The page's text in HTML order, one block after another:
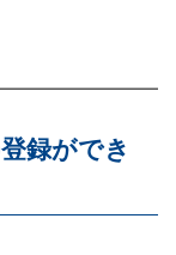
録ができ